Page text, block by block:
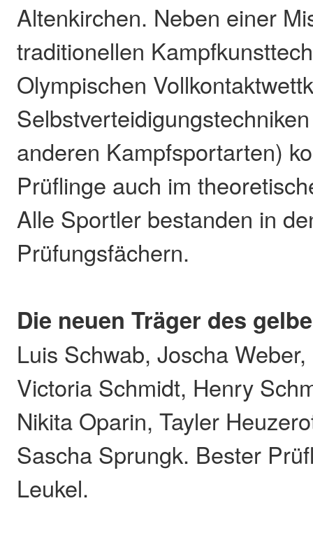
Altenkirchen. Neben einer
traditionellen
Olympischen
anderen Kampfsportarten)
Prüflinge auch im
Alle Sportler bestanden in
Prüfungsfächern.
Die neuen Träger des
Luis Schwab, Joscha
Victoria Schmidt, Henry
Nikita Oparin, Tayler
Sascha Sprungk. Bester
Leukel.